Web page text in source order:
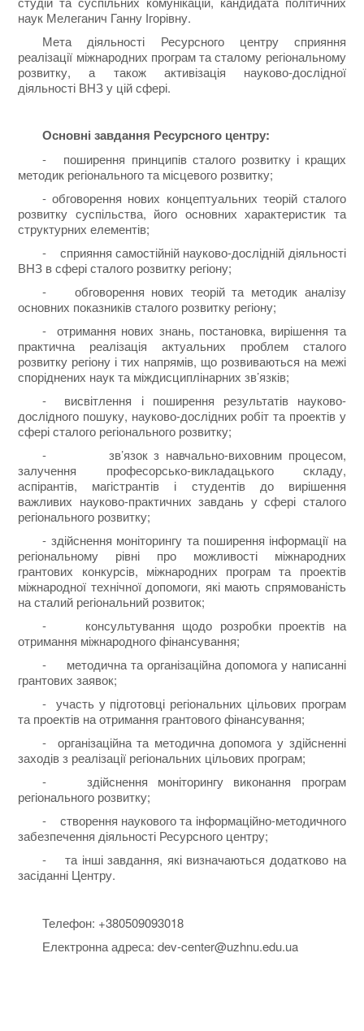
наук Мелеганич Ганну Ігорівну.
Мета діяльності Ресурсного центру сприяння
реалізації міжнародних програм та сталому регіональному
розвитку, а також активізація науково-дослідної
діяльності ВНЗ у цій сфері.
Основні завдання Ресурсного центру:
- поширення принципів сталого розвитку і кращих
методик регіонального та місцевого розвитку;
- обговорення нових концептуальних теорій сталого
розвитку суспільства, його основних характеристик та
структурних елементів;
- сприяння самостійній науково-дослідній діяльності
ВНЗ в сфері сталого розвитку регіону;
- обговорення нових теорій та методик аналізу
основних показників сталого розвитку регіону;
- отримання нових знань, постановка, вирішення та
практична реалізація актуальних проблем сталого
розвитку регіону і тих напрямів, що розвиваються на межі
споріднених наук та міждисциплінарних зв’язків;
- висвітлення і поширення результатів науково-
дослідного пошуку, науково-дослідних робіт та проектів у
сфері сталого регіонального розвитку;
- зв’язок з навчально-виховним процесом,
залучення професорсько-викладацького складу,
аспірантів, магістрантів і студентів до вирішення
важливих науково-практичних завдань у сфері сталого
регіонального розвитку;
- здійснення моніторингу та поширення інформації на
регіональному рівні про можливості міжнародних
грантових конкурсів, міжнародних програм та проектів
міжнародної технічної допомоги, які мають спрямованість
на сталий регіональний розвиток;
- консультування щодо розробки проектів на
отримання міжнародного фінансування;
- методична та організаційна допомога у написанні
грантових заявок;
- участь у підготовці регіональних цільових програм
та проектів на отримання грантового фінансування;
- організаційна та методична допомога у здійсненні
заходів з реалізації регіональних цільових програм;
- здійснення моніторингу виконання програм
регіонального розвитку;
- створення наукового та інформаційно-методичного
забезпечення діяльності Ресурсного центру;
- та інші завдання, які визначаються додатково на
засіданні Центру.
Телефон: +380509093018
Електронна адреса: dev-center@uzhnu.edu.ua